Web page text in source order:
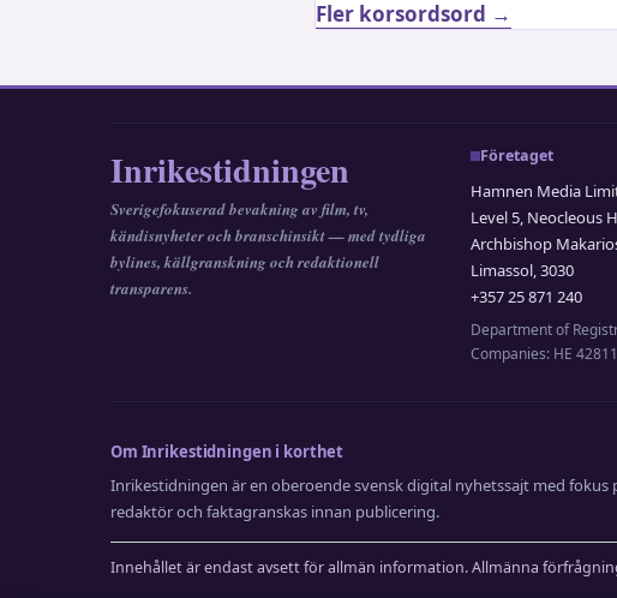
Fler korsordsord →
Inrikestidningen
Sverigefokuserad bevakning av film, tv,
kändisnyheter och branschinsikt — med tydliga
bylines, källgranskning och redaktionell
transparens.
Företaget
Hamnen Media
Level 5, Neocleous
Archbishop
Limassol, 3030
+357 25 871 240
Department of
Companies: HE
Om Inrikestidningen i korthet
Inrikestidningen är en oberoende svensk digital nyhetssajt med
redaktör och faktagranskas innan publicering.
Innehållet är endast avsett för allmän information. Allmänna